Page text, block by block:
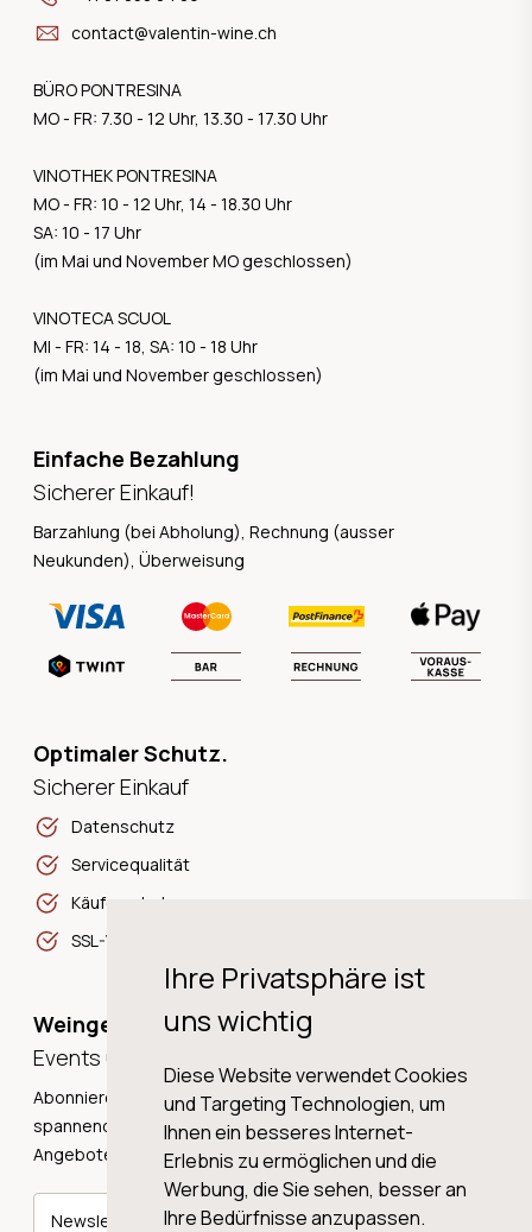
Ihre Privatsphäre ist
uns wichtig
Diese Website verwendet Cookies
und Targeting Technologien, um
Ihnen ein besseres Internet-
Erlebnis zu ermöglichen und die
Werbung, die Sie sehen, besser an
Ihre Bedürfnisse anzupassen.
contact@valentin-wine.ch
BÜRO PONTRESINA
MO - FR: 7.30 - 12 Uhr, 13.30 - 17.30 Uhr
VINOTHEK PONTRESINA
MO - FR: 10 - 12 Uhr, 14 - 18.30 Uhr
SA: 10 - 17 Uhr
(im Mai und November MO geschlossen)
VINOTECA SCUOL
MI - FR: 14 - 18, SA: 10 - 18 Uhr
(im Mai und November geschlossen)
Einfache Bezahlung
Sicherer Einkauf!
Barzahlung (bei Abholung), Rechnung (ausser
Neukunden), Überweisung
Optimaler Schutz.
Sicherer Einkauf
Datenschutz
Servicequalität
Käuferschutz
SSL-Verschlüsselung
Weingeschichten,
Events und Neuigkeiten!
Abonnieren Sie unseren Newsletter und erhalten Sie
spannende Weingeschichten, Neuigkeiten und tolle
Angebote direkt in Ihre Mailbox.
Newsletter abonnieren